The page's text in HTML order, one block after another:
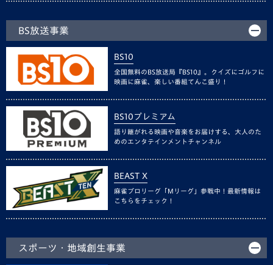
BS放送事業
BS10
全国無料のBS放送局『BS10』。クイズにゴルフに
映画に麻雀、楽しい番組てんこ盛り！
BS10プレミアム
語り継がれる映画や音楽をお届けする、大人のた
めのエンタテインメントチャンネル
BEAST X
麻雀プロリーグ「Mリーグ」参戦中！最新情報は
こちらをチェック！
スポーツ・地域創生事業